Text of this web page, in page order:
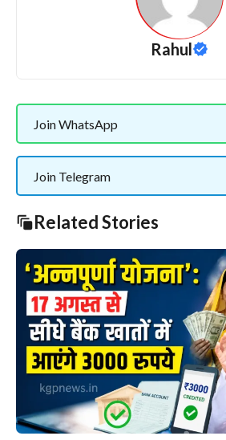
Rahul
Join WhatsApp
Join Telegram
Related Stories